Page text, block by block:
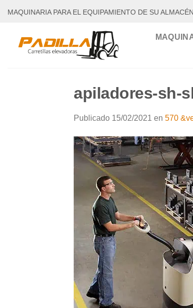
MAQUINARIA PARA EL EQUIPAMIENTO DE SU ALMACÉN
apiladores-sh-
Publicado 15/02/2021 en 570